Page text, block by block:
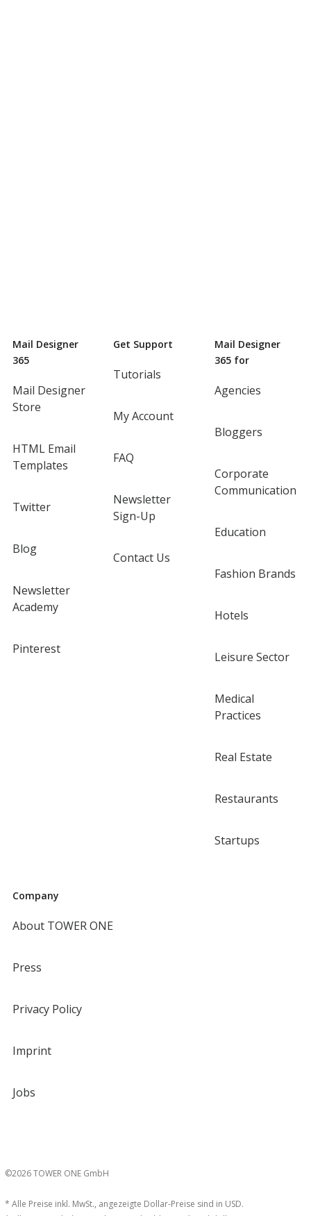
Mail Designer
365
Mail Designer
Store
HTML Email
Templates
Twitter
Blog
Newsletter
Academy
Pinterest
Get Support
Tutorials
My Account
FAQ
Newsletter
Sign-Up
Contact Us
Mail Designer
365 for
Agencies
Bloggers
Corporate
Communication
Education
Fashion Brands
Hotels
Leisure Sector
Medical
Practices
Real Estate
Restaurants
Startups
Company
About TOWER ONE
Press
Privacy Policy
Imprint
Jobs
©2026 TOWER ONE GmbH
* Alle Preise inkl. MwSt., angezeigte Dollar-Preise sind in USD.